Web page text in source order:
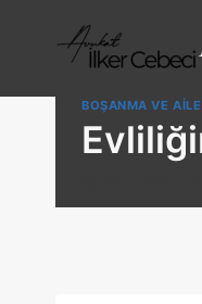
BOŞANMA VE